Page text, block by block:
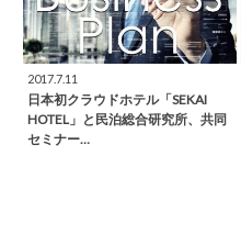
2017.7.11
日本初クラウドホテル「SEKAI
HOTEL」と民泊総合研究所、共同
セミナー…